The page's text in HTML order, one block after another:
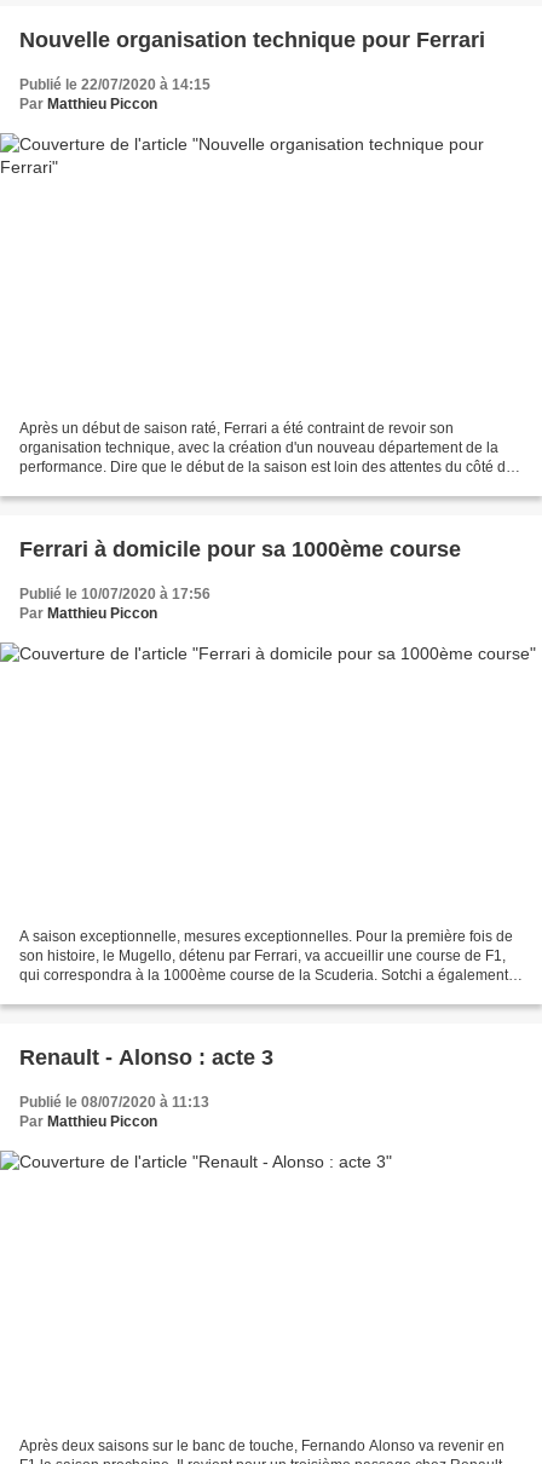
Nouvelle organisation technique pour Ferrari
Publié le 22/07/2020 à 14:15
Par Matthieu Piccon
Après un début de saison raté, Ferrari a été contraint de revoir son
organisation technique, avec la création d'un nouveau département de la
performance. Dire que le début de la saison est loin des attentes du côté de
Ferrari à domicile pour sa 1000ème course
Publié le 10/07/2020 à 17:56
Par Matthieu Piccon
A saison exceptionnelle, mesures exceptionnelles. Pour la première fois de
son histoire, le Mugello, détenu par Ferrari, va accueillir une course de F1,
qui correspondra à la 1000ème course de la Scuderia. Sotchi a également
Renault - Alonso : acte 3
Publié le 08/07/2020 à 11:13
Par Matthieu Piccon
Après deux saisons sur le banc de touche, Fernando Alonso va revenir en